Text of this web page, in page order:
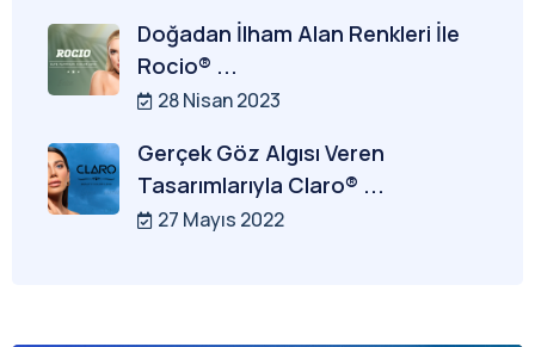
Doğadan İlham Alan Renkleri İle
Rocio® ...
28 Nisan 2023
Gerçek Göz Algısı Veren
Tasarımlarıyla Claro® ...
27 Mayıs 2022